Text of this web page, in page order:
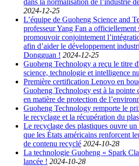
dans la normalisation de l’industrie
2024-12-25
L’équipe de Guoheng Science and
professeur Yang Fan a
promouvoir conjointement
afin d’aider le développement
Dongguan ! 2024-12-25
Guoheng Technology a reçu le titre
science, technologie et intelligence
Première certification Lenovo en
Guoheng Technology est à la pointe
en matière de protection de
Guoheng Technology remporte le
le recyclage et la récupération du
Le recyclage des plastiques ouvre
que les États américains renforcent
de contenu recyclé 2024-10-28
La technologie Guoheng « Spark
lancée ! 2024-10-28